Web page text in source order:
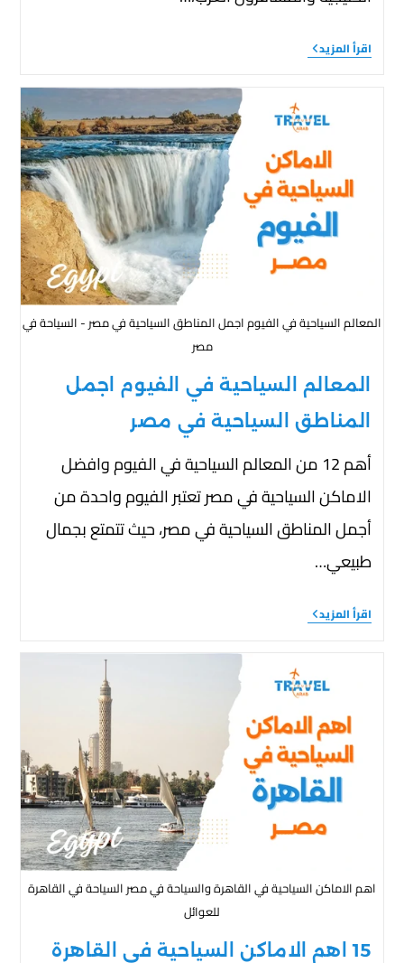
اقرأ المزيد
المعالم السياحية في الفيوم اجمل المناطق السياحية في مصر - السياحة في
مصر
المعالم السياحية في الفيوم اجمل
المناطق السياحية في مصر
أهم 12 من المعالم السياحية في الفيوم وافضل
الاماكن السياحية في مصر تعتبر الفيوم واحدة من
أجمل المناطق السياحية في مصر، حيث تتمتع بجمال
طبيعي…
اقرأ المزيد
اهم الاماكن السياحية في القاهرة والسياحة في مصر السياحة في القاهرة
للعوائل
15 اهم الاماكن السياحية في القاهرة